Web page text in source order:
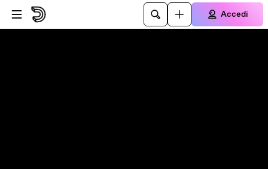
Vai al lettore
Passa al contenuto principale
Accedi